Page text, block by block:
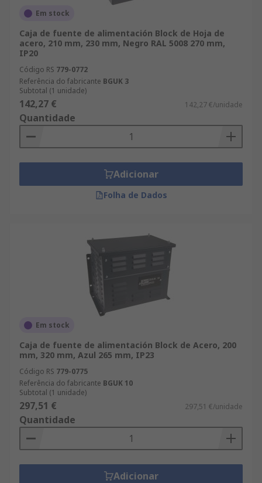
Em stock
Caja de fuente de alimentación Block de Hoja de
acero, 210 mm, 230 mm, Negro RAL 5008 270 mm,
IP20
Código RS 779-0772
Referência do fabricante BGUK 3
Subtotal (1 unidade)
142,27 € 142,27 €/unidade
Quantidade
Adicionar
Folha de Dados
Em stock
Caja de fuente de alimentación Block de Acero, 200
mm, 320 mm, Azul 265 mm, IP23
Código RS 779-0775
Referência do fabricante BGUK 10
Subtotal (1 unidade)
297,51 € 297,51 €/unidade
Quantidade
Adicionar